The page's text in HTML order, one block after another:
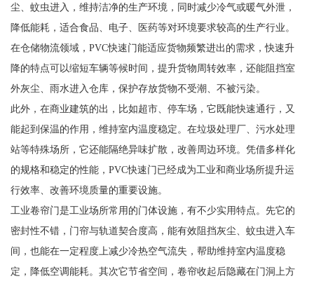
尘、蚊虫进入，维持洁净的生产环境，同时减少冷气或暖气外泄，
降低能耗，适合食品、电子、医药等对环境要求较高的生产行业。
在仓储物流领域，PVC快速门能适应货物频繁进出的需求，快速升
降的特点可以缩短车辆等候时间，提升货物周转效率，还能阻挡室
外灰尘、雨水进入仓库，保护存放货物不受潮、不被污染。
此外，在商业建筑的出，比如超市、停车场，它既能快速通行，又
能起到保温的作用，维持室内温度稳定。在垃圾处理厂、污水处理
站等特殊场所，它还能隔绝异味扩散，改善周边环境。凭借多样化
的规格和稳定的性能，PVC快速门已经成为工业和商业场所提升运
行效率、改善环境质量的重要设施。
工业卷帘门是工业场所常用的门体设施，有不少实用特点。先它的
密封性不错，门帘与轨道契合度高，能有效阻挡灰尘、蚊虫进入车
间，也能在一定程度上减少冷热空气流失，帮助维持室内温度稳
定，降低空调能耗。其次它节省空间，卷帘收起后隐藏在门洞上方